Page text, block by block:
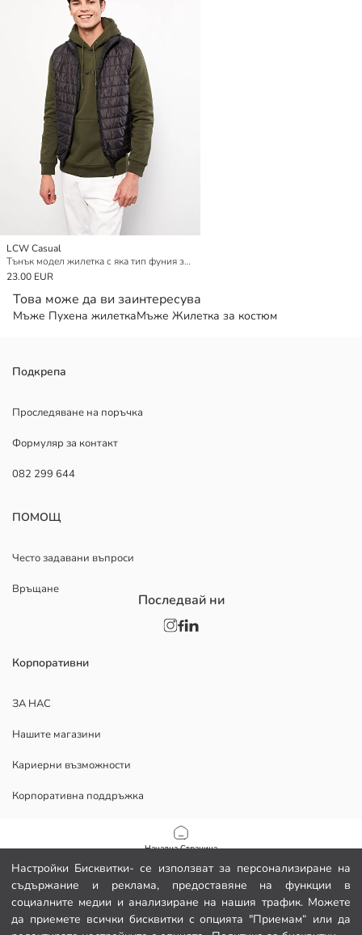
Настройки Бисквитки- се използват за персонализиране на
съдържание и реклама, предоставяне на функции в
социалните медии и анализиране на нашия трафик. Можете
да приемете всички бисквитки с опцията "Приемам“ или да
Начална Страница
Категории
Моята количка
LCW Casual
Тънък модел жилетка с яка тип фуния за мъже
23.00 EUR
Това може да ви заинтересува
Мъже Пухена жилеткаМъже Жилетка за костюм
Подкрепа
Проследяване на поръчка
Формуляр за контакт
082 299 644
ПОМОЩ
Често задавани въпроси
Връщане
Корпоративни
ЗА НАС
Нашите магазини
Кариерни възможности
Корпоративна поддръжка
Политика за поверителност и сигурност на данните
Условия за ползване
Последвай ни